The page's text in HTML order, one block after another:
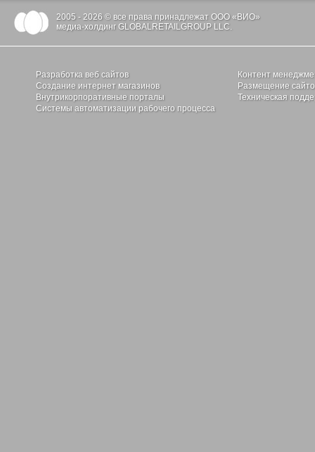
2005 - 2026 © все права принадлежат ООО «ВИО»
медиа-холдинг GLOBALRETAILGROUP LLC.
Разработка веб сайтов
Создание интернет магазинов
Внутрикорпоративные порталы
Системы автоматизации рабочего процесса
Контент
Размещение
Техническая